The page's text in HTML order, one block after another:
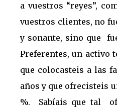
a vuestros “reyes”,
vuestros clientes, no
y sonante, sino que
Preferentes, un activo
que colocasteis a las
años y que ofrecisteis
%. Sabíais que tal